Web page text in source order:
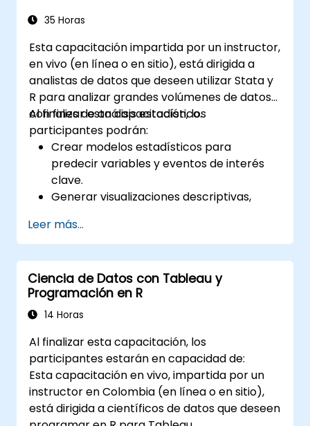
35 Horas
Esta capacitación impartida por un instructor,
en vivo (en línea o en sitio), está dirigida a
analistas de datos que deseen utilizar Stata y
R para analizar grandes volúmenes de datos
con fines de análisis estadístico.
Al finalizar esta capacitación, los
participantes podrán:
Crear modelos estadísticos para
predecir variables y eventos de interés
clave.
Generar visualizaciones descriptivas,
Gestionar y estructurar grandes bases de
datos para preparar el análisis de datos.
Leer más...
Ciencia de Datos con Tableau y
Programación en R
14 Horas
Al finalizar esta capacitación, los
participantes estarán en capacidad de:
Esta capacitación en vivo, impartida por un
instructor en Colombia (en línea o en sitio),
está dirigida a científicos de datos que deseen